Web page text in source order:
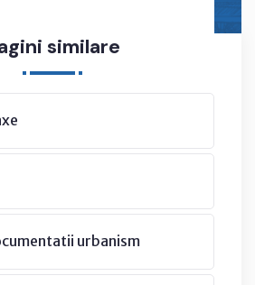
similare
urbanism